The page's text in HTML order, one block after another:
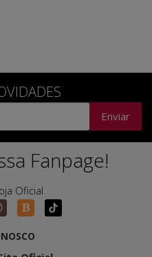
Enviar
Fanpage!
Oficial